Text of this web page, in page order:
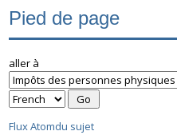
Pied de page
aller à
Flux Atomdu sujet